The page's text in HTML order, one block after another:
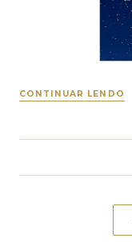
CONTINUAR LENDO